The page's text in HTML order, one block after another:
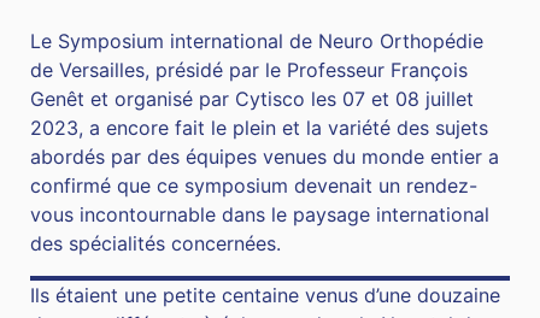
Le Symposium international de Neuro Orthopédie
de Versailles, présidé par le Professeur François
Genêt et organisé par Cytisco les 07 et 08 juillet
2023, a encore fait le plein et la variété des sujets
abordés par des équipes venues du monde entier a
confirmé que ce symposium devenait un rendez-
vous incontournable dans le paysage international
des spécialités concernées.
Ils étaient une petite centaine venus d’une douzaine